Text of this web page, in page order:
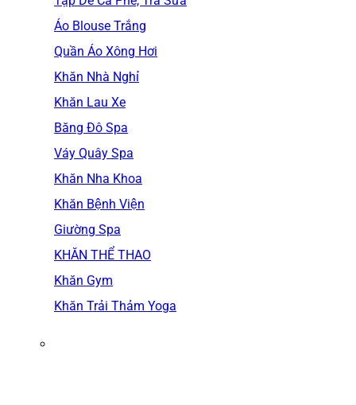
Áo Blouse Trắng
Quần Áo Xông Hơi
Khăn Nhà Nghỉ
Khăn Lau Xe
Băng Đô Spa
Váy Quây Spa
Khăn Nha Khoa
Khăn Bệnh Viện
Giường Spa
KHĂN THỂ THAO
Khăn Gym
Khăn Trải Thảm Yoga